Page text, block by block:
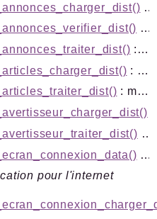
: mixed
: mixed
: mixed
: mixed
: mixed
: mixed
: array<string|int, mixed>
pour l'internet